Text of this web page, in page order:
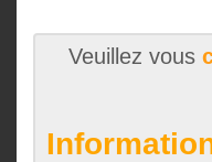
Veuillez vous